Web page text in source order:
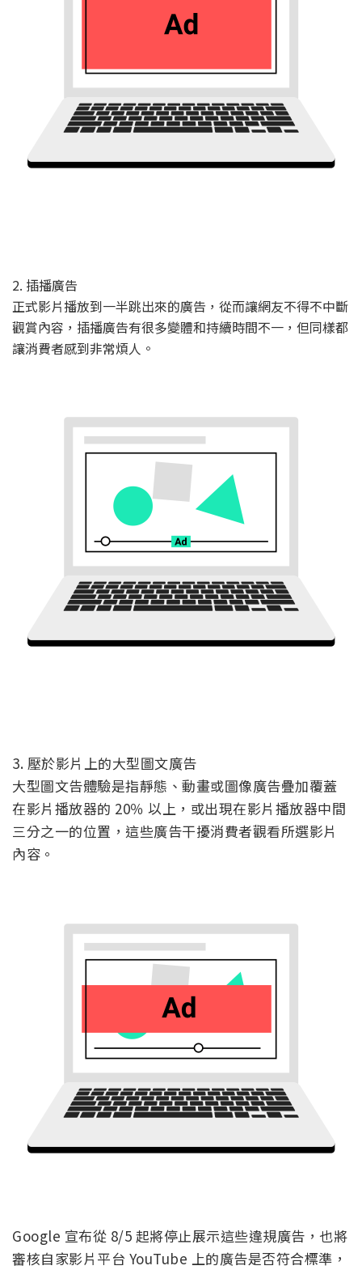
2. 插播廣告
正式影片播放到一半跳出來的廣告，從而讓網友不得不中斷
觀賞內容，插播廣告有很多變體和持續時間不一，但同樣都
讓消費者感到非常煩人。
3. 壓於影片上的大型圖文廣告
大型圖文告體驗是指靜態、動畫或圖像廣告疊加覆蓋
在影片播放器的 20％ 以上，或出現在影片播放器中間
三分之一的位置，這些廣告干擾消費者觀看所選影片
內容。
Google 宣布從 8/5 起將停止展示這些違規廣告，也將
審核自家影片平台 YouTube 上的廣告是否符合標準，